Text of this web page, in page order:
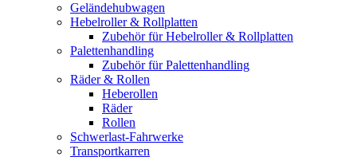
Geländehubwagen
Hebelroller & Rollplatten
Zubehör für Hebelroller & Rollplatten
Palettenhandling
Zubehör für Palettenhandling
Räder & Rollen
Heberollen
Räder
Rollen
Schwerlast-Fahrwerke
Transportkarren